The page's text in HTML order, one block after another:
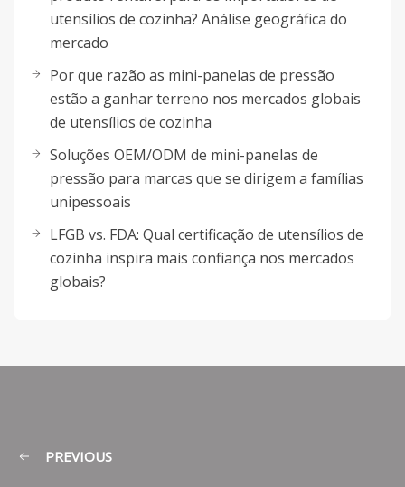
utensílios de cozinha? Análise geográfica do
mercado
Por que razão as mini-panelas de pressão
estão a ganhar terreno nos mercados globais
de utensílios de cozinha
Soluções OEM/ODM de mini-panelas de
pressão para marcas que se dirigem a famílias
unipessoais
LFGB vs. FDA: Qual certificação de utensílios de
cozinha inspira mais confiança nos mercados
globais?
PREVIOUS